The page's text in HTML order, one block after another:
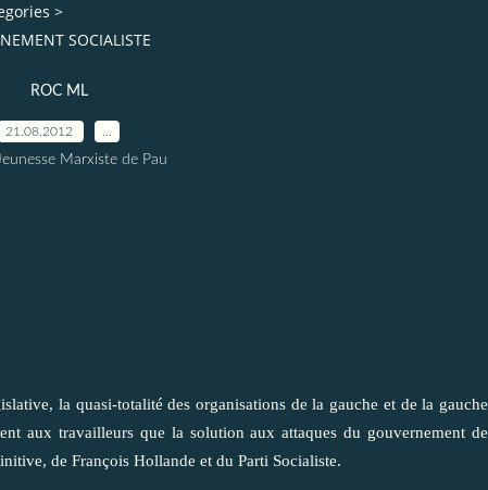
>
SOCIALISTE
ROC ML
21.08.2012
Marxiste de Pau
la quasi-totalité des organisations de la gauche et de la gauche
aux travailleurs que la solution aux attaques du gouvernement de
de François Hollande et du Parti Socialiste.